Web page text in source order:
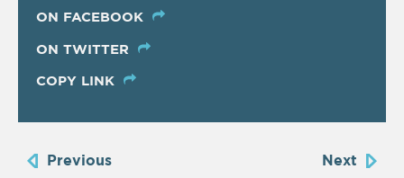
ON FACEBOOK
ON TWITTER
COPY LINK
Previous Next